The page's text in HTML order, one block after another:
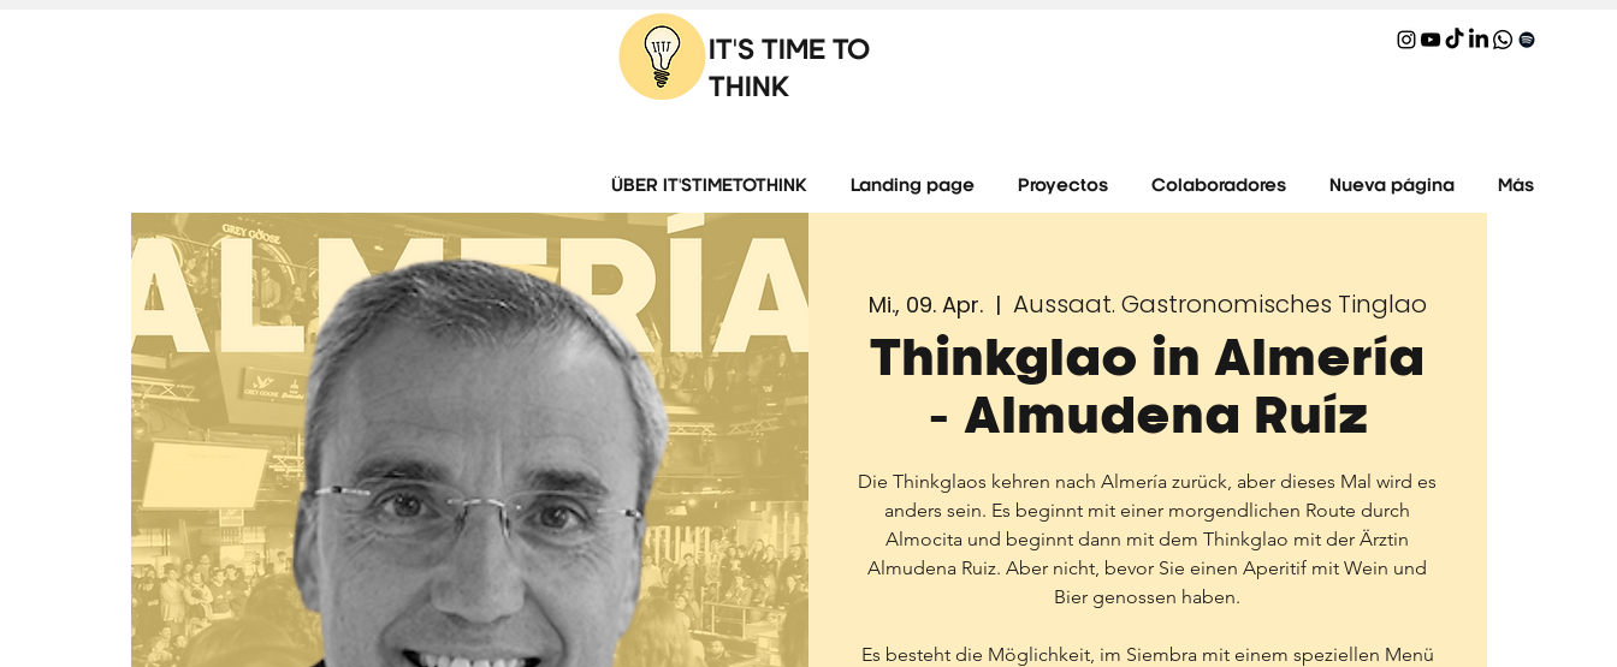
IT'S TIME TO
THINK
ÜBER IT'STIMETOTHINK Landing page Proyectos Colaboradores Nueva página Más
Mi., 09. Apr.
  |
Aussaat. Gastronomisches Tinglao
Thinkglao in Almería
- Almudena Ruíz
Die Thinkglaos kehren nach Almería zurück, aber dieses Mal wird es
anders sein. Es beginnt mit einer morgendlichen Route durch
Almocita und beginnt dann mit dem Thinkglao mit der Ärztin
Almudena Ruiz. Aber nicht, bevor Sie einen Aperitif mit Wein und
Bier genossen haben.
Es besteht die Möglichkeit, im Siembra mit einem speziellen Menü